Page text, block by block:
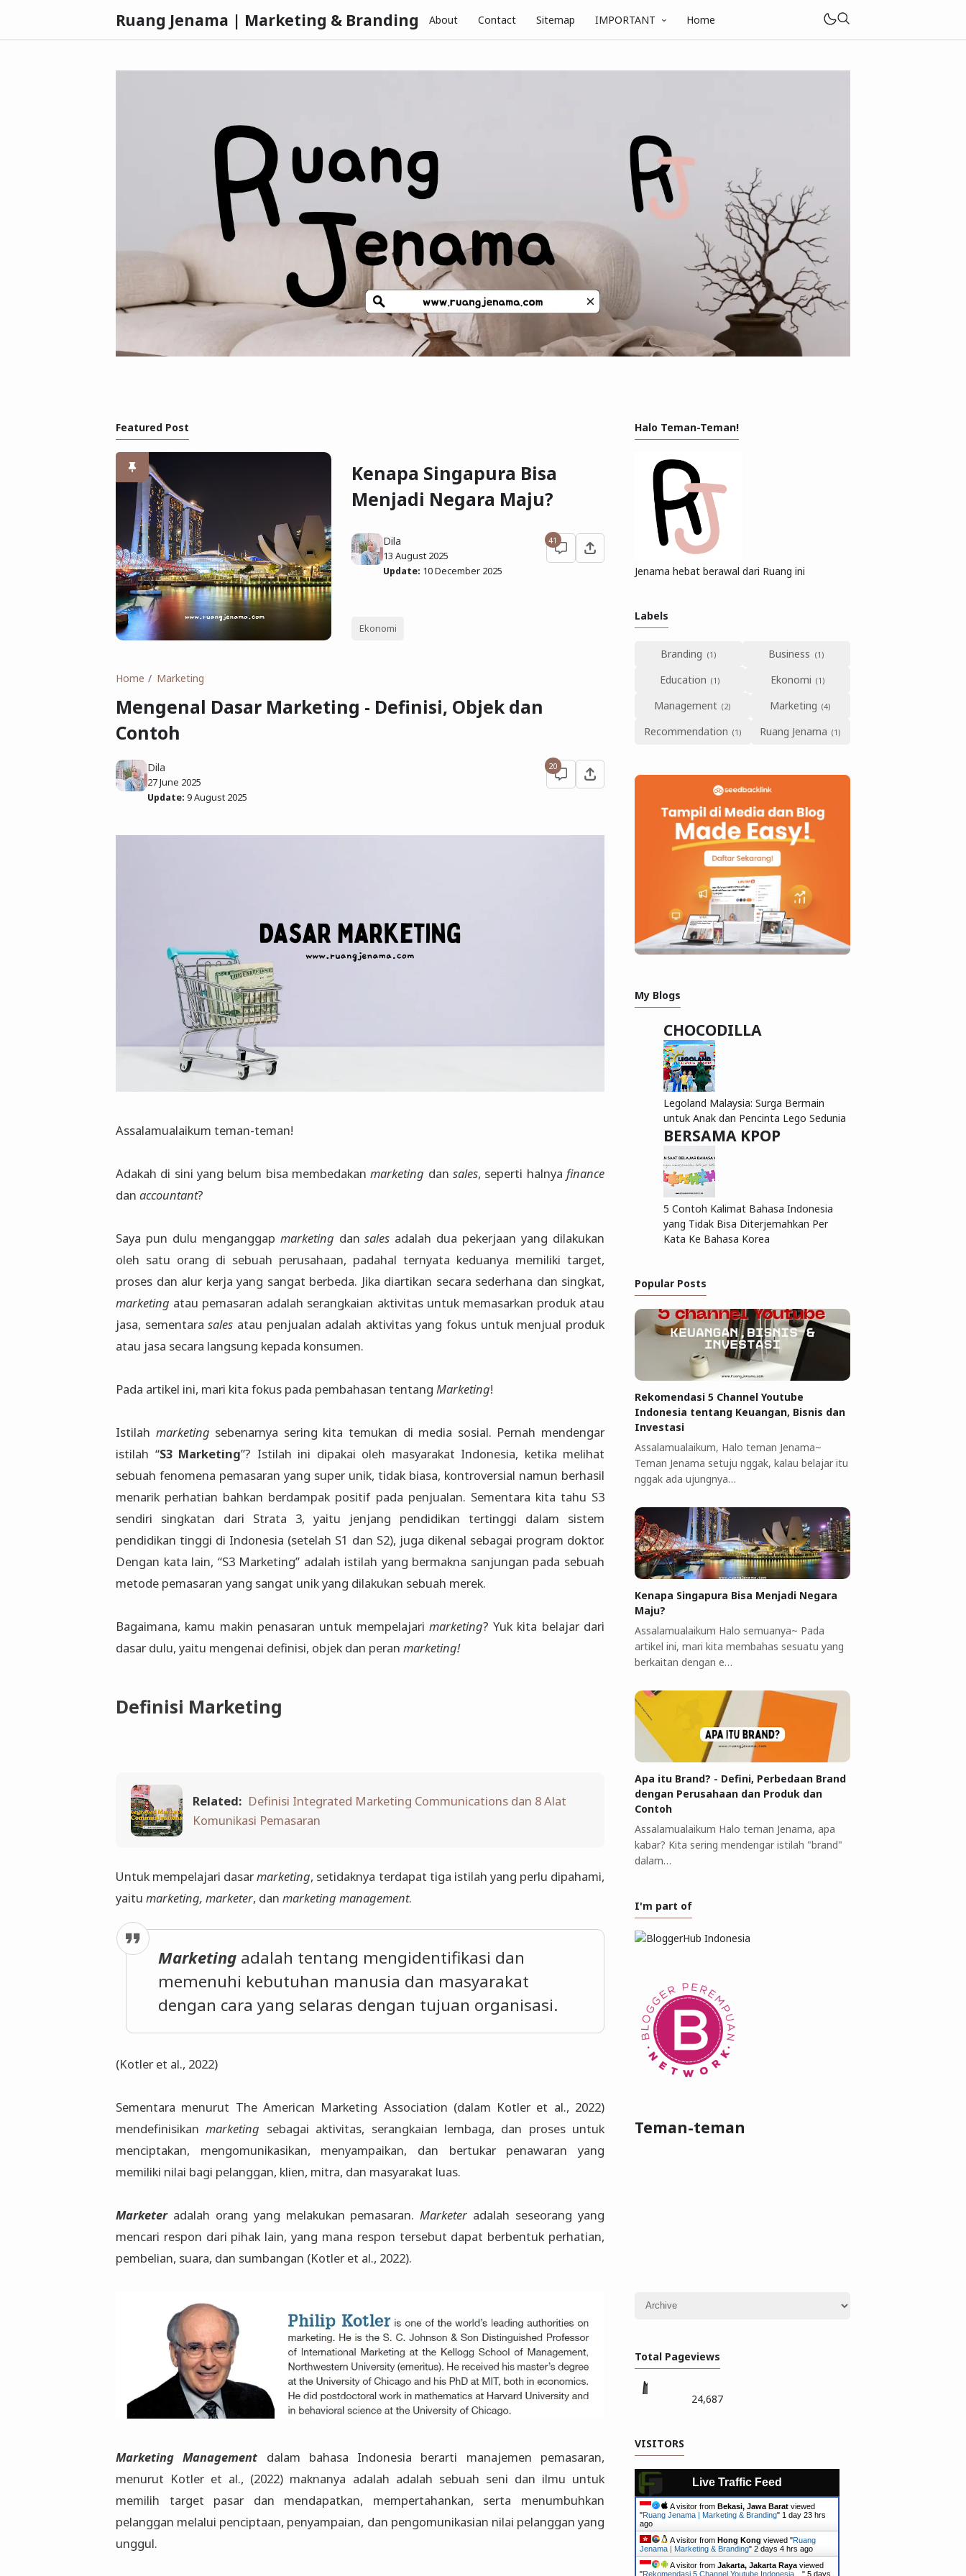
Ruang Jenama | Marketing & Branding About Contact Sitemap IMPORTANT Home
Featured Post
Kenapa Singapura Bisa
Menjadi Negara Maju?
Dila
13 August 2025
Update: 10 December 2025
41
Ekonomi
Home Marketing
Mengenal Dasar Marketing - Definisi, Objek dan
Contoh
Dila
27 June 2025
Update: 9 August 2025
20
Assalamualaikum teman-teman!
Adakah di sini yang belum bisa membedakanmarketing dansales, seperti halnyafinance
dan accountant?
Saya pun dulu menganggap marketing dansales adalah dua pekerjaan yang dilakukan
oleh satu orang di sebuah perusahaan, padahal ternyata keduanya memiliki target,
proses dan alur kerja yang sangat berbeda. Jika diartikan secara sederhana dan singkat,
marketing atau pemasaran adalah serangkaian aktivitas untuk memasarkan produk atau
jasa, sementarasales atau penjualan adalah aktivitas yang fokus untuk menjual produk
atau jasa secara langsung kepada konsumen.
Pada artikel ini, mari kita fokus pada pembahasan tentang Marketing!
Istilah marketing sebenarnya sering kita temukan di media sosial. Pernah mendengar
istilah “S3 Marketing”? Istilah ini dipakai oleh masyarakat Indonesia, ketika melihat
sebuah fenomena pemasaran yang super unik, tidak biasa, kontroversial namun berhasil
menarik perhatian bahkan berdampak positif pada penjualan. Sementara kita tahu S3
sendiri singkatan dari Strata 3, yaitu jenjang pendidikan tertinggi dalam sistem
pendidikan tinggi di Indonesia (setelah S1 dan S2), juga dikenal sebagai program doktor.
Dengan kata lain, “S3 Marketing” adalah istilah yang bermakna sanjungan pada sebuah
metode pemasaran yang sangat unik yang dilakukan sebuah merek.
Bagaimana, kamu makin penasaran untuk mempelajari marketing? Yuk kita belajar dari
dasar dulu, yaitu mengenai definisi, objek dan peran marketing!
Definisi Marketing
Related: Definisi Integrated Marketing Communications dan 8 Alat
Komunikasi Pemasaran
Untuk mempelajari dasarmarketing, setidaknya terdapat tiga istilah yang perlu dipahami,
yaitu marketing, marketer, dan marketing management.
Marketing adalah tentang mengidentifikasi dan
memenuhi kebutuhan manusia dan masyarakat
dengan cara yang selaras dengan tujuan organisasi.
(Kotler et al., 2022)
Sementara menurut The American Marketing Association (dalam Kotler et al., 2022)
mendefinisikanmarketing sebagai aktivitas, serangkaian lembaga, dan proses untuk
menciptakan, mengomunikasikan, menyampaikan, dan bertukar penawaran yang
memiliki nilai bagi pelanggan, klien, mitra, dan masyarakat luas.
Marketeradalah orang yang melakukan pemasaran.Marketer adalah seseorang yang
mencari respon dari pihak lain, yang mana respon tersebut dapat berbentuk perhatian,
pembelian, suara, dan sumbangan (Kotler et al., 2022).
Marketing Management dalam bahasa Indonesia berarti manajemen pemasaran,
menurut Kotler et al., (2022) maknanya adalah adalah sebuah seni dan ilmu untuk
memilih target pasar dan mendapatkan, mempertahankan, serta menumbuhkan
pelanggan melalui penciptaan, penyampaian, dan pengomunikasian nilai pelanggan yang
unggul.
Halo Teman-Teman!
Jenama hebat berawal dari Ruang ini
Labels
Branding
Business
Education
Ekonomi
Management
Marketing
Recommendation
Ruang Jenama
My Blogs
CHOCODILLA
Legoland Malaysia: Surga Bermain
untuk Anak dan Pencinta Lego Sedunia
BERSAMA KPOP
5 Contoh Kalimat Bahasa Indonesia
yang Tidak Bisa Diterjemahkan Per
Kata Ke Bahasa Korea
Popular Posts
Rekomendasi 5 Channel Youtube
Indonesia tentang Keuangan, Bisnis dan
Investasi
Assalamualaikum, Halo teman Jenama~
Teman Jenama setuju nggak, kalau belajar itu
nggak ada ujungnya…
Kenapa Singapura Bisa Menjadi Negara
Maju?
Assalamualaikum Halo semuanya~ Pada
artikel ini, mari kita membahas sesuatu yang
berkaitan dengan e…
Apa itu Brand? - Defini, Perbedaan Brand
dengan Perusahaan dan Produk dan
Contoh
Assalamualaikum Halo teman Jenama, apa
kabar? Kita sering mendengar istilah "brand"
dalam…
I'm part of
Teman-teman
Total Pageviews
24,687
VISITORS
Live Traffic Feed
A visitor from Bekasi, Jawa Barat viewed
"Ruang Jenama | Marketing & Branding" 1 day 23 hrs
ago
A visitor from Hong Kong viewed "Ruang
Jenama | Marketing & Branding" 2 days 4 hrs ago
A visitor from Jakarta, Jakarta Raya viewed
"Rekomendasi 5 Channel Youtube Indonesia… " 5 days